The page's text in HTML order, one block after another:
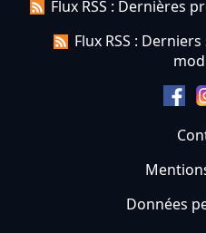
Flux RSS : Dernières
Flux RSS :
Données